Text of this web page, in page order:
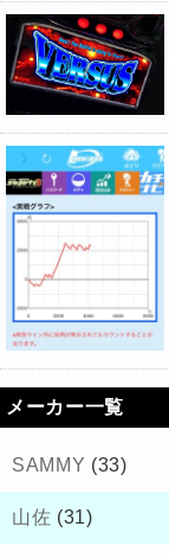
メーカー一覧
SAMMY (33)
山佐 (31)